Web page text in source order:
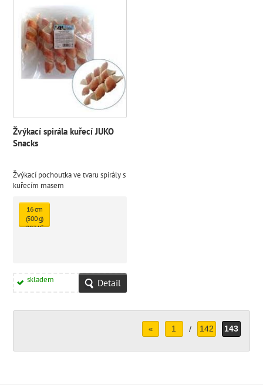
Žvýkací spirála kuřecí JUKO
Snacks
Žvýkací pochoutka ve tvaru spirály s
kuřecím masem
16 cm
(500 g)
283 Kč
skladem Detail
« 1 / 142 143